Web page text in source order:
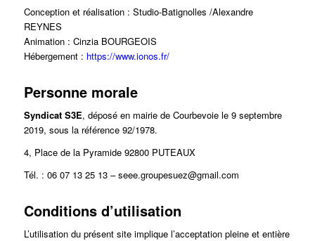
Conception et réalisation : Studio-Batignolles /Alexandre
REYNES
Animation : Cinzia BOURGEOIS
Hébergement : https://www.ionos.fr/
Personne morale
Syndicat S3E, déposé en mairie de Courbevoie le 9 septembre
2019, sous la référence 92/1978.
4, Place de la Pyramide 92800 PUTEAUX
Tél. : 06 07 13 25 13 – seee.groupesuez@gmail.com
Conditions d’utilisation
L’utilisation du présent site implique l’acceptation pleine et entière